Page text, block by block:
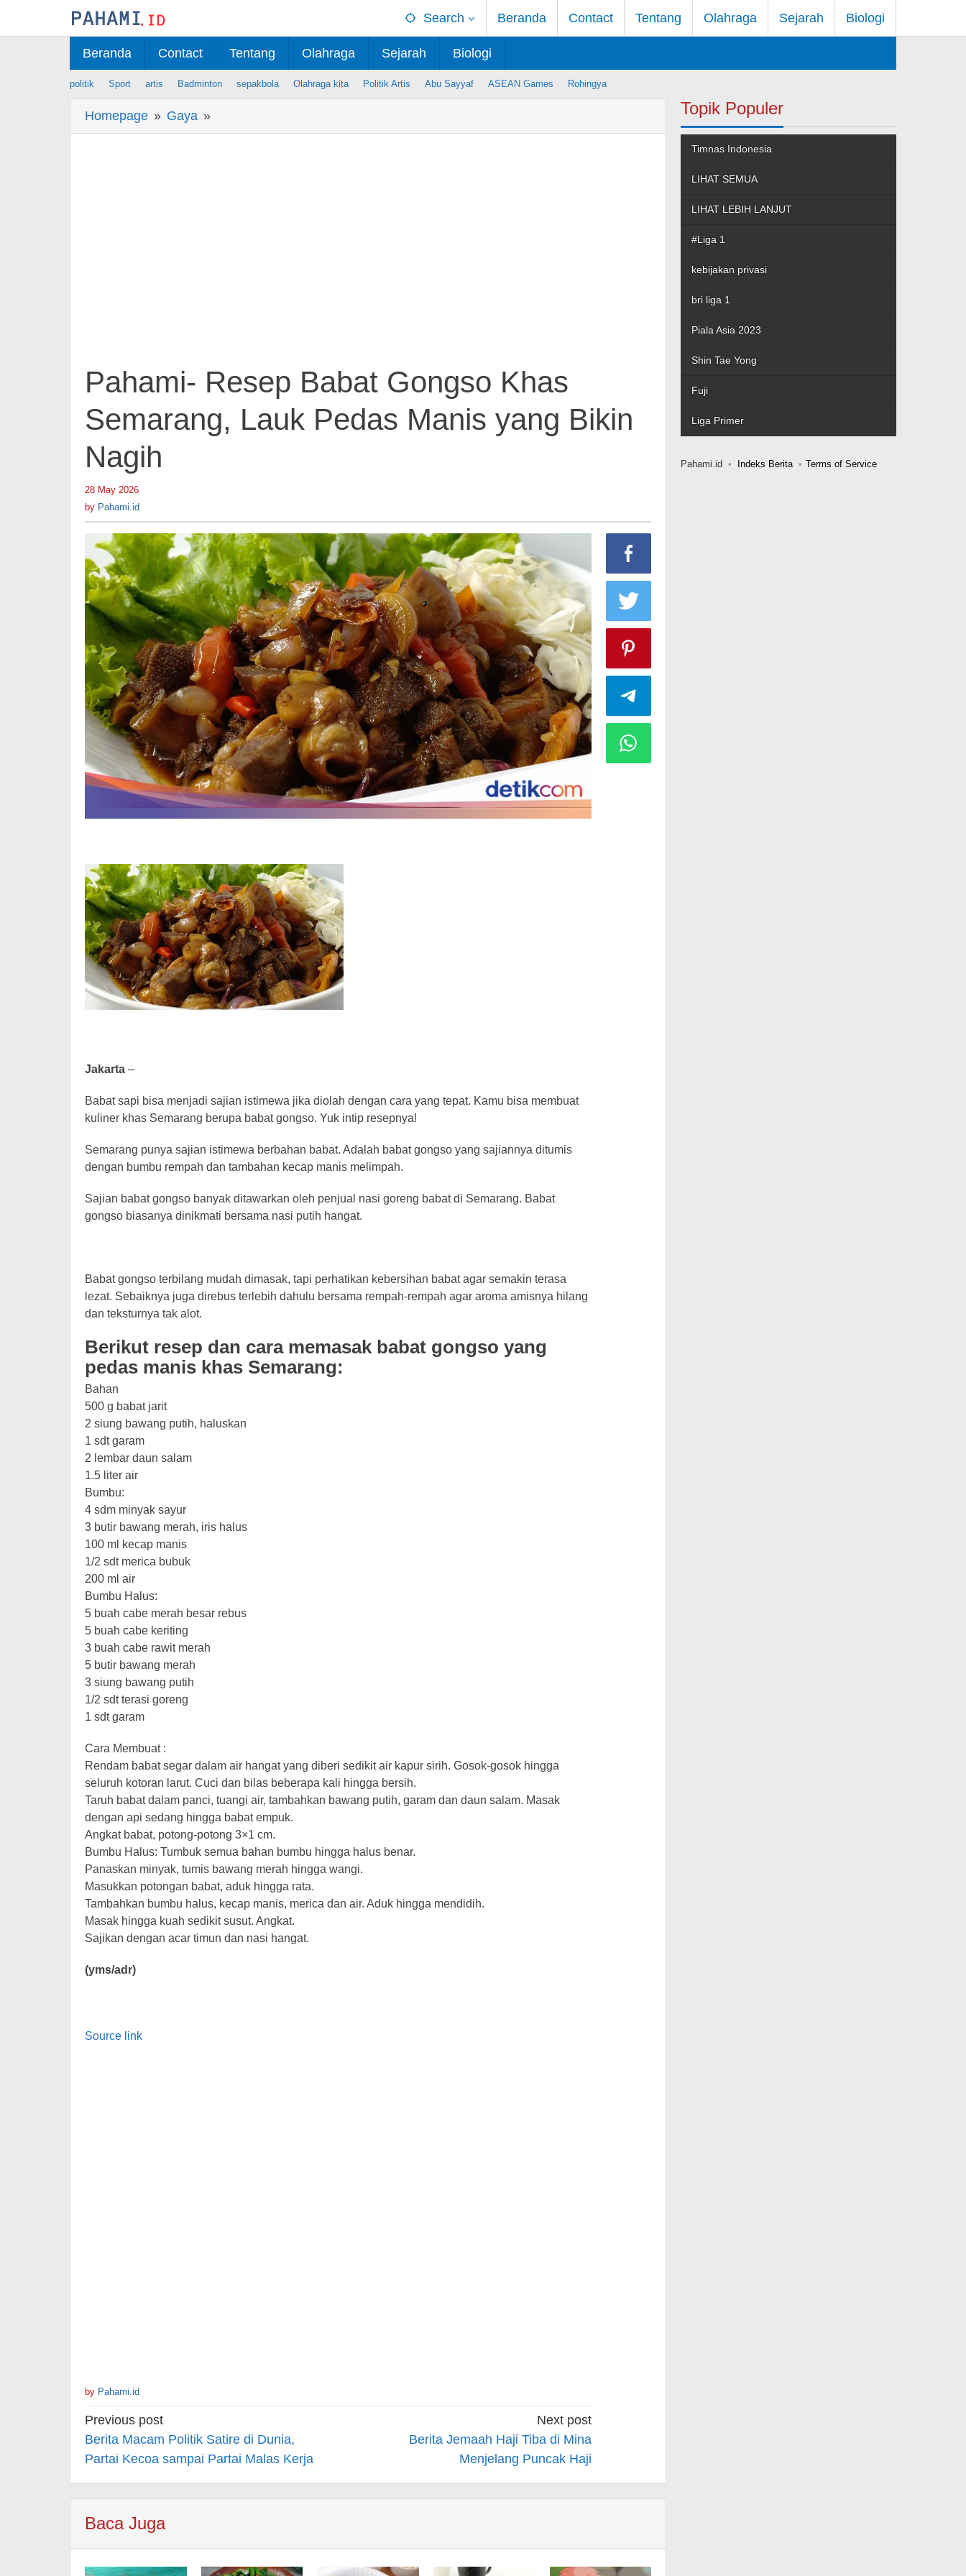
Search Beranda Contact Tentang Olahraga Sejarah Biologi
Beranda Contact Tentang Olahraga Sejarah Biologi
politik Sport artis Badminton sepakbola Olahraga kita Politik Artis Abu Sayyaf ASEAN Games Rohingya
Homepage » Gaya »
Resep
Pahami- Resep Babat Gongso Khas
Semarang, Lauk Pedas Manis yang Bikin
Nagih
28 May 2026
by Pahami.id
Jakarta –
Babat sapi bisa menjadi sajian istimewa jika diolah dengan cara yang tepat. Kamu bisa membuat
kuliner khas Semarang berupa babat gongso. Yuk intip resepnya!
Semarang punya sajian istimewa berbahan babat. Adalah babat gongso yang sajiannya ditumis
dengan bumbu rempah dan tambahan kecap manis melimpah.
Sajian babat gongso banyak ditawarkan oleh penjual nasi goreng babat di Semarang. Babat
gongso biasanya dinikmati bersama nasi putih hangat.
Babat gongso terbilang mudah dimasak, tapi perhatikan kebersihan babat agar semakin terasa
lezat. Sebaiknya juga direbus terlebih dahulu bersama rempah-rempah agar aroma amisnya hilang
dan teksturnya tak alot.
Berikut resep dan cara memasak babat gongso yang
pedas manis khas Semarang:
Bahan
500 g babat jarit
2 siung bawang putih, haluskan
1 sdt garam
2 lembar daun salam
1.5 liter air
Bumbu:
4 sdm minyak sayur
3 butir bawang merah, iris halus
100 ml kecap manis
1/2 sdt merica bubuk
200 ml air
Bumbu Halus:
5 buah cabe merah besar rebus
5 buah cabe keriting
3 buah cabe rawit merah
5 butir bawang merah
3 siung bawang putih
1/2 sdt terasi goreng
1 sdt garam
Cara Membuat :
Rendam babat segar dalam air hangat yang diberi sedikit air kapur sirih. Gosok-gosok hingga
seluruh kotoran larut. Cuci dan bilas beberapa kali hingga bersih.
Taruh babat dalam panci, tuangi air, tambahkan bawang putih, garam dan daun salam. Masak
dengan api sedang hingga babat empuk.
Angkat babat, potong-potong 3×1 cm.
Bumbu Halus: Tumbuk semua bahan bumbu hingga halus benar.
Panaskan minyak, tumis bawang merah hingga wangi.
Masukkan potongan babat, aduk hingga rata.
Tambahkan bumbu halus, kecap manis, merica dan air. Aduk hingga mendidih.
Masak hingga kuah sedikit susut. Angkat.
Sajikan dengan acar timun dan nasi hangat.
(yms/adr)
Source link
by Pahami.id
Post
navigation
Previous post
Berita Macam Politik Satire di Dunia,
Partai Kecoa sampai Partai Malas Kerja
Next post
Berita Jemaah Haji Tiba di Mina
Menjelang Puncak Haji
Baca Juga
Topik Populer
Timnas Indonesia
LIHAT SEMUA
LIHAT LEBIH LANJUT
#Liga 1
kebijakan privasi
bri liga 1
Piala Asia 2023
Shin Tae Yong
Fuji
Liga Primer
Pahami.id Indeks Berita Terms of Service